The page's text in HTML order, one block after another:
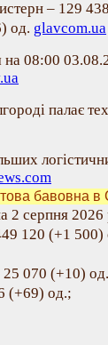
– 129
од. glavcom.ua
08:00
палає
бавовна в
2 серпня 2026
120 (+1 500)
070 (+10)
(+69) од.;